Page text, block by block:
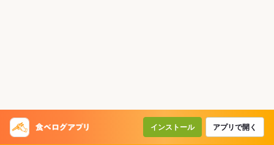
インストール アプリで開く